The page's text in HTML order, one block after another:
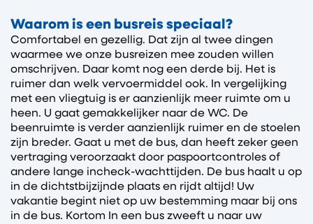
Waarom is een busreis speciaal?
Comfortabel en gezellig. Dat zijn al twee dingen
waarmee we onze busreizen mee zouden willen
omschrijven. Daar komt nog een derde bij. Het is
ruimer dan welk vervoermiddel ook. In vergelijking
met een vliegtuig is er aanzienlijk meer ruimte om u
heen. U gaat gemakkelijker naar de WC. De
beenruimte is verder aanzienlijk ruimer en de stoelen
zijn breder. Gaat u met de bus, dan heeft zeker geen
vertraging veroorzaakt door paspoortcontroles of
andere lange incheck-wachttijden. De bus haalt u op
in de dichtstbijzijnde plaats en rijdt altijd! Uw
vakantie begint niet op uw bestemming maar bij ons
in de bus. Kortom In een bus zweeft u naar uw